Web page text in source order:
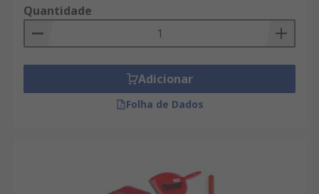
Quantidade
Adicionar
Folha de Dados